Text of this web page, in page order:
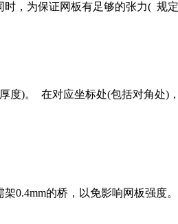
为保证网板有足够的张力( 规
度)。 在对应坐标处(包括对角处
0.4mm的桥，以免影响网板强度。